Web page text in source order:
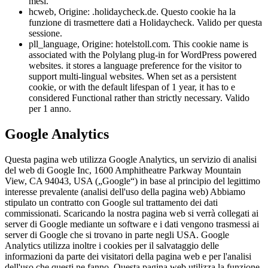
hcweb, Origine: .holidaycheck.de. Questo cookie ha la
funzione di trasmettere dati a Holidaycheck. Valido per questa
sessione.
pll_language, Origine: hotelstoll.com. This cookie name is
associated with the Polylang plug-in for WordPress powered
websites. it stores a language preference for the visitor to
support multi-lingual websites. When set as a persistent
cookie, or with the default lifespan of 1 year, it has to e
considered Functional rather than strictly necessary. Valido
per 1 anno.
Google Analytics
Questa pagina web utilizza Google Analytics, un servizio di analisi
del web di Google Inc, 1600 Amphitheatre Parkway Mountain
View, CA 94043, USA („Google“) in base al principio del legittimo
interesse prevalente (analisi dell'uso della pagina web) Abbiamo
stipulato un contratto con Google sul trattamento dei dati
commissionati. Scaricando la nostra pagina web si verrà collegati ai
server di Google mediante un software e i dati vengono trasmessi ai
server di Google che si trovano in parte negli USA. Google
Analytics utilizza inoltre i cookies per il salvataggio delle
informazioni da parte dei visitatori della pagina web e per l'analisi